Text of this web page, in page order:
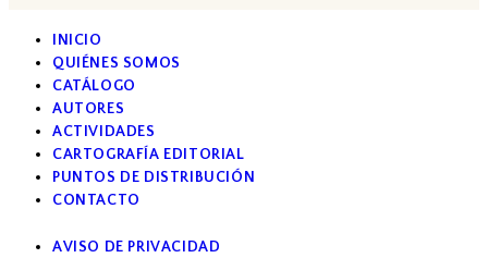
INICIO
QUIÉNES SOMOS
CATÁLOGO
AUTORES
ACTIVIDADES
CARTOGRAFÍA EDITORIAL
PUNTOS DE DISTRIBUCIÓN
CONTACTO
AVISO DE PRIVACIDAD